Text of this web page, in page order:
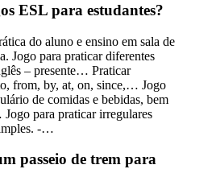
ESL para estudantes?
do aluno e ensino em sala de
Jogo para praticar diferentes
– presente… Praticar
from, by, at, on, since,… Jogo
de comidas e bebidas, bem
para praticar irregulares
-…
passeio de trem para